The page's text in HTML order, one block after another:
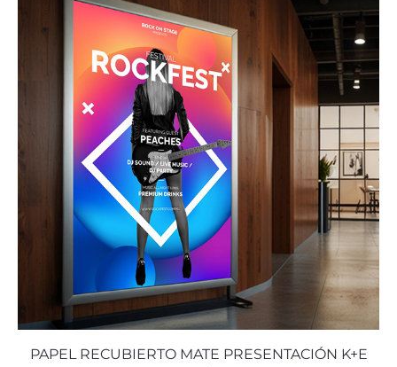
PAPEL RECUBIERTO MATE PRESENTACIÓN K+E